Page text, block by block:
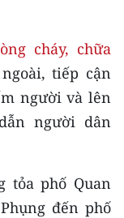
cháy, chữa
tiếp cận
người và lên
người dân
tỏa phố Quan
đến phố